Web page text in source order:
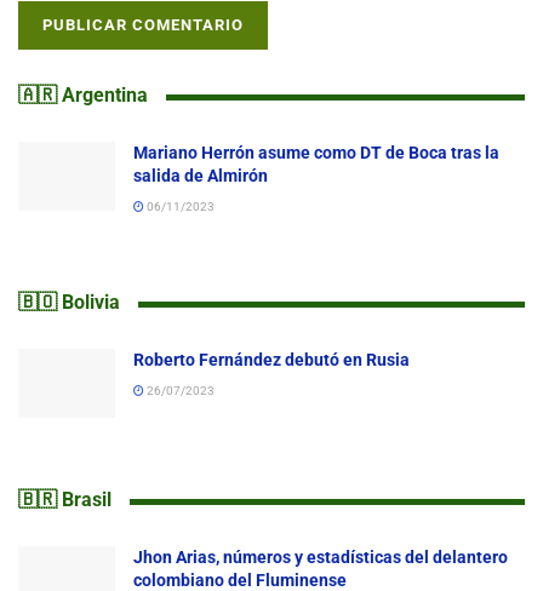
🇦🇷 Argentina
Mariano Herrón asume como DT de Boca tras la
salida de Almirón
06/11/2023
🇧🇴 Bolivia
Roberto Fernández debutó en Rusia
26/07/2023
🇧🇷 Brasil
Jhon Arias, números y estadísticas del delantero
colombiano del Fluminense